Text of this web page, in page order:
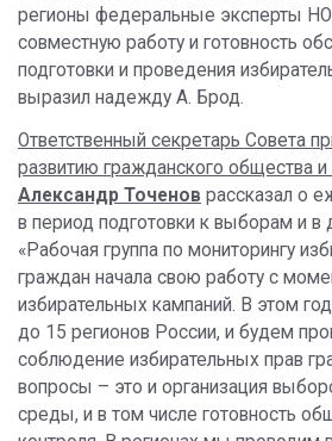
регионы федеральные эксперты
совместную работу и готовность
подготовки и проведения
выразил надежду А. Брод.
Ответственный секретарь Совета
развитию гражданского общества
Александр Точенов рассказал о
в период подготовки к выборам и в
«Рабочая группа по мониторингу
граждан начала свою работу с
избирательных кампаний. В этом
до 15 регионов России, и будем
соблюдение избирательных прав
вопросы – это и организация
среды, и в том числе готовность